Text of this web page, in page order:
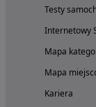
Testy
Internetowy
Mapa
Mapa
Kariera